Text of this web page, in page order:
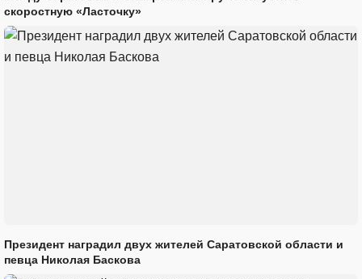
скоростную «Ласточку»
Президент наградил двух жителей Саратовской области и
певца Николая Баскова